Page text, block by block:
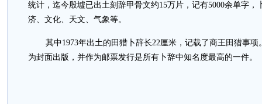
统计，迄今殷墟已出土刻辞甲骨文约15万片，记有5000余单字，
济、文化、天文、气象等。
其中1973年出土的田猎卜辞长22厘米，记载了商王田猎事
为封面出版，并作为邮票发行是所有卜辞中知名度最高的一件。